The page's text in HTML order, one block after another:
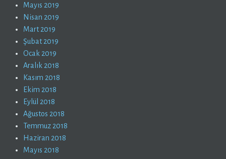
Mayıs 2019
Nisan 2019
Mart 2019
Şubat 2019
Ocak 2019
Aralık 2018
Kasım 2018
Ekim 2018
Eylül 2018
Ağustos 2018
Temmuz 2018
Haziran 2018
Mayıs 2018